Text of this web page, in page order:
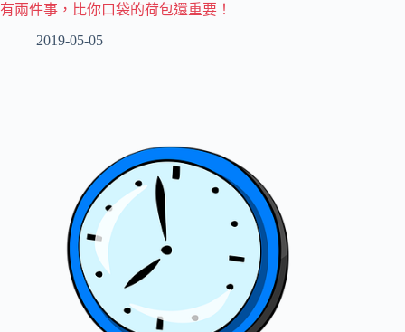
有兩件事，比你口袋的荷包還重要！
2019-05-05